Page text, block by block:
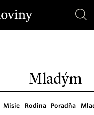
Mladým
Misie Rodina Poradňa